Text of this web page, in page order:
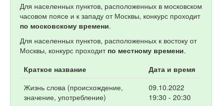
Для населенных пунктов, расположенных в московском
часовом поясе и к западу от Москвы, конкурс проходит
по московскому времени.
Для населенных пунктов, расположенных к востоку от
Москвы, конкурс проходит по местному времени.
Краткое название
Дата и время
Жизнь слова (происхождение,
значение, употребление)
09.10.2022
19:30 - 20:30